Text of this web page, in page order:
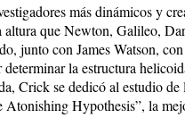
más dinámicos y
altura que Newton, Galileo,
junto con James Watson,
la estructura
Crick se dedicó al estudio de
Hypothesis”, la